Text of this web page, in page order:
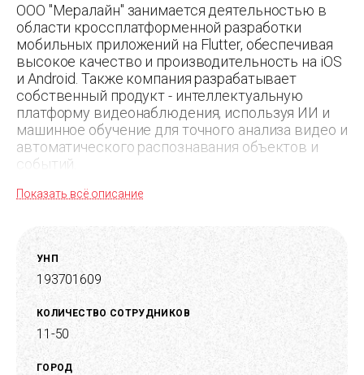
ООО "Мералайн" занимается деятельностью в
области кроссплатформенной разработки
мобильных приложений на Flutter, обеспечивая
высокое качество и производительность на iOS
и Android. Также компания разрабатывает
собственный продукт - интеллектуальную
платформу видеонаблюдения, используя ИИ и
машинное обучение для точного анализа видео и
автоматического распознавания объектов и
событий.
Показать всё описание
УНП
193701609
КОЛИЧЕСТВО СОТРУДНИКОВ
11-50
ГОРОД